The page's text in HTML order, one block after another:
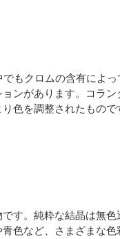
もクロムの含有によ
ンがあります。コラ
色を調整されたもので
す。純粋な結晶は無
色など、さまざまな